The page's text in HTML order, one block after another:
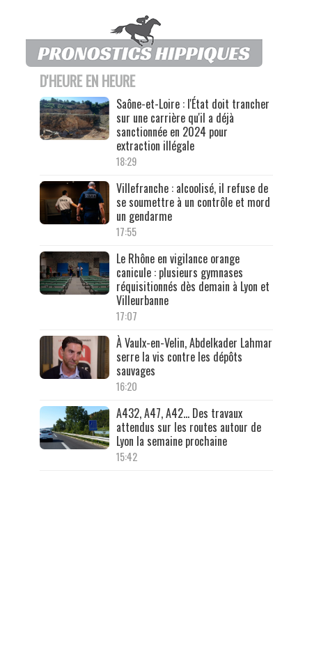
D'HEURE EN HEURE
Saône-et-Loire : l'État doit trancher
sur une carrière qu'il a déjà
sanctionnée en 2024 pour
extraction illégale
18:29
Villefranche : alcoolisé, il refuse de
se soumettre à un contrôle et mord
un gendarme
17:55
Le Rhône en vigilance orange
canicule : plusieurs gymnases
réquisitionnés dès demain à Lyon et
Villeurbanne
17:07
À Vaulx-en-Velin, Abdelkader Lahmar
serre la vis contre les dépôts
sauvages
16:20
A432, A47, A42… Des travaux
attendus sur les routes autour de
Lyon la semaine prochaine
15:42